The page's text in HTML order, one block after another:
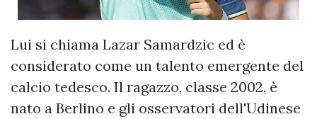
Lui si chiama Lazar Samardzic ed è
considerato come un talento emergente del
calcio tedesco. Il ragazzo, classe 2002, è
nato a Berlino e gli osservatori dell'Udinese